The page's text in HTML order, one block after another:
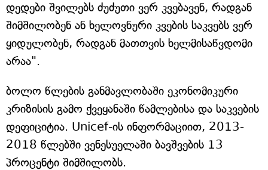
დედები შვილებს ძუძუთი ვერ კვებავენ, რადგან
შიმშილობენ ან ხელოვნური კვების საკვებს ვერ
ყიდულობენ, რადგან მათთვის ხელმისაწვდომი
არაა".
ბოლო წლების განმავლობაში ეკონომიკური
კრიზისის გამო ქვეყანაში წამლებისა და საკვების
დეფიციტია. Unicef-ის ინფორმაციით, 2013-
2018 წლებში ვენესუელაში ბავშვების 13
პროცენტი შიმშილობს.